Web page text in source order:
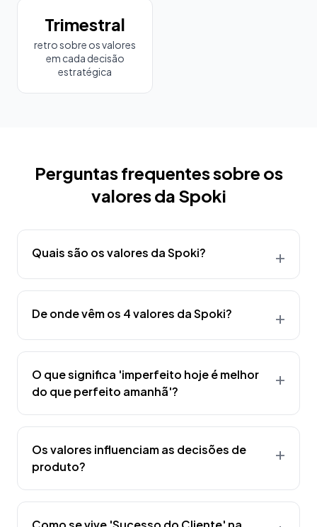
Trimestral
retro sobre os valores
em cada decisão
estratégica
Perguntas frequentes sobre os
valores da Spoki
Quais são os valores da Spoki? +
De onde vêm os 4 valores da Spoki? +
O que significa 'imperfeito hoje é melhor
do que perfeito amanhã'?
+
Os valores influenciam as decisões de
produto?
+